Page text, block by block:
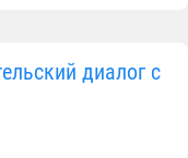
диалог с